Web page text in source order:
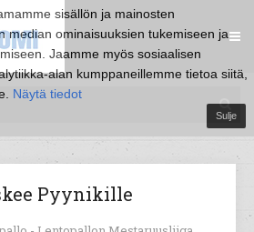
sisällön ja mainosten
median ominaisuuksien tukemiseen ja
Jaamme myös sosiaalisen
alan kumppaneillemme tietoa siitä,
Näytä tiedot
Sulje
Pyynikille